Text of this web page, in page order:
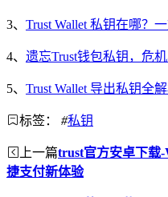
3、 Trust Wallet 私钥在哪？
4、 遗忘Trust钱包私钥，危
5、 Trust Wallet 导出私钥全
标签： #私钥
上一篇trust官方安卓下载
捷支付新体验